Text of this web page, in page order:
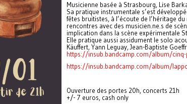
Musicienne basée à Strasbourg, Lise
Sa pratique instrumentale s’est
fêtes bruitistes, à l’écoute de l’héritage
rencontres avec des musicien.ne.s de
implication dans la scène expérimentale
Elle pratique aussi assidument le solo
Käuffert, Yann Leguay, Jean-Baptiste
https://insub.bandcamp.com/album/cinq-
https://insub.bandcamp.com/album/
Ouverture des portes 20h, concerts 21h
+/- 7 euros, cash only